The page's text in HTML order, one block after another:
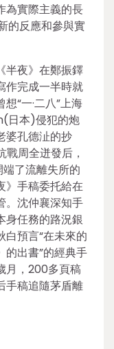
為實際主義的長
的反應和參與實
半夜》在鄭振鐸
作完成一半時就
“一·二八”上海
日本)侵犯的炮
婆孔德沚的抄
周全迸發后，
了流離失所的
》手稿委托給在
。沈仲襄深知手
身任務的路況銀
白預言“在未來的
的出書”的經典手
月，200多頁稿
手稿追隨茅盾離